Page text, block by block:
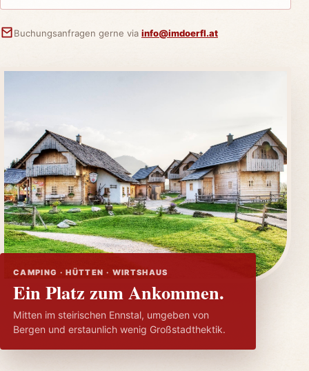
Buchungsanfragen gerne via info@imdoerfl.at
CAMPING · HÜTTEN · WIRTSHAUS
Ein Platz zum Ankommen.
Mitten im steirischen Ennstal, umgeben von
Bergen und erstaunlich wenig Großstadthektik.